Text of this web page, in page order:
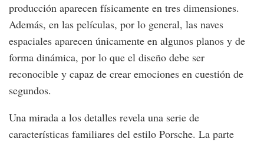
producción aparecen físicamente en tres dimensiones.
Además, en las películas, por lo general, las naves
espaciales aparecen únicamente en algunos planos y de
forma dinámica, por lo que el diseño debe ser
reconocible y capaz de crear emociones en cuestión de
segundos.
Una mirada a los detalles revela una serie de
características familiares del estilo Porsche. La parte